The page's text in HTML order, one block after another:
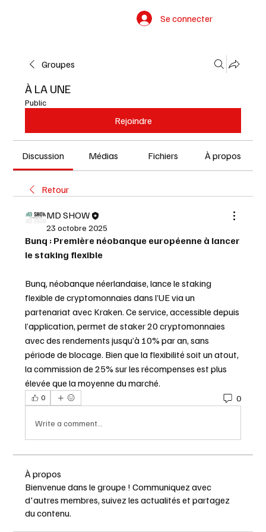
Se connecter
Groupes
À LA UNE
Public
Rejoindre
Discussion Médias Fichiers À propos
Retour
MD SHOW
23 octobre 2025
Bunq : Première néobanque européenne à lancer
le staking flexible
Bunq, néobanque néerlandaise, lance le staking
flexible de cryptomonnaies dans l’UE via un
partenariat avec Kraken. Ce service, accessible depuis
l’application, permet de staker 20 cryptomonnaies
avec des rendements jusqu’à 10% par an, sans
période de blocage. Bien que la flexibilité soit un atout,
la commission de 25% sur les récompenses est plus
élevée que la moyenne du marché.
0 0
Write a comment...
À propos
Bienvenue dans le groupe ! Communiquez avec
d'autres membres, suivez les actualités et partagez
du contenu.